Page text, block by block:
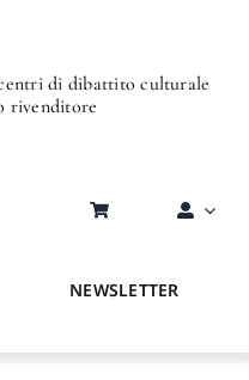
di dibattito culturale
rivenditore
NEWSLETTER